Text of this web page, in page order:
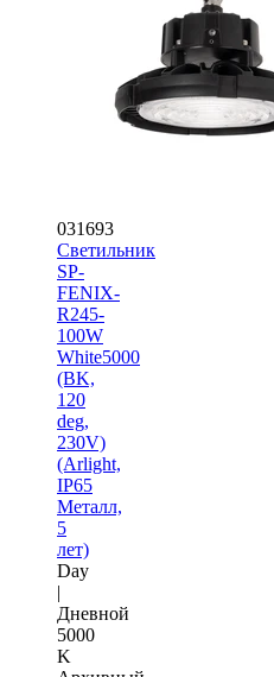
031693
Светильник
SP-
FENIX-
R245-
100W
White5000
(BK,
120
deg,
230V)
(Arlight,
IP65
Металл,
5
лет)
Day
|
Дневной
5000
K